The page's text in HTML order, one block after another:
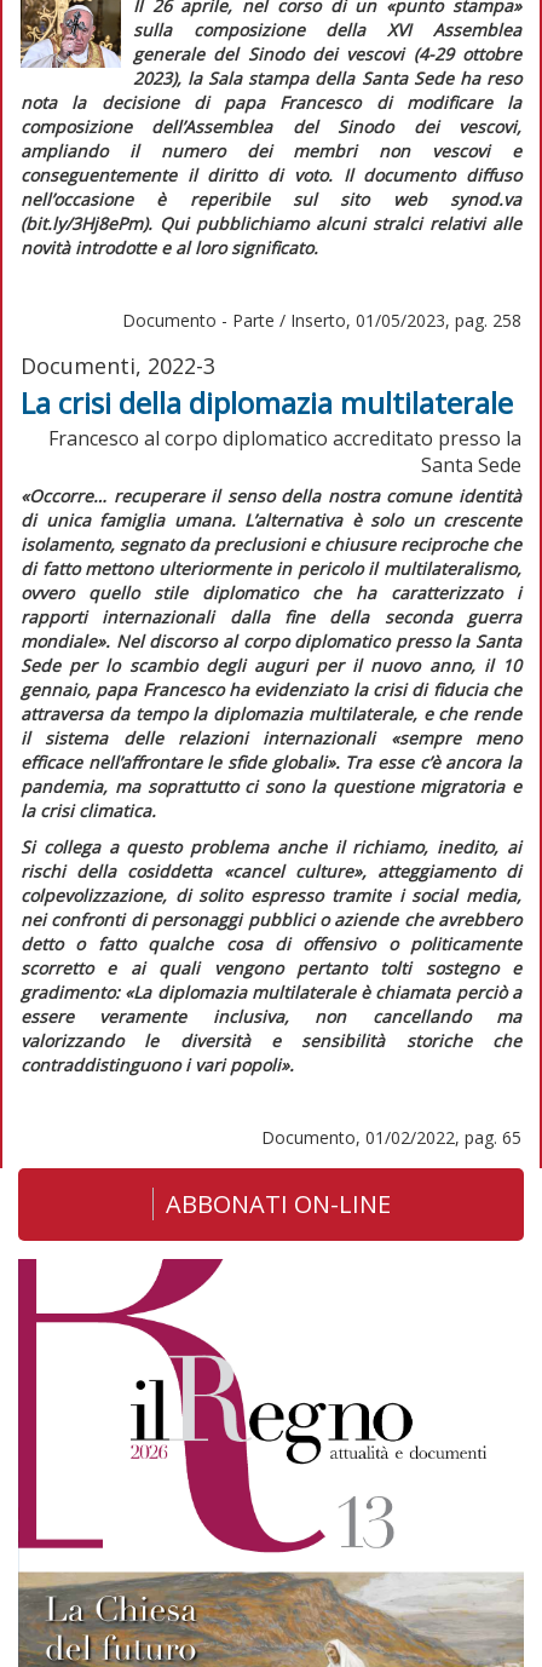
Il 26 aprile, nel corso di un «punto stampa»
sulla composizione della XVI Assemblea
generale del Sinodo dei vescovi (4-29 ottobre
2023), la Sala stampa della Santa Sede ha reso
nota la decisione di papa Francesco di modificare la
composizione dell’Assemblea del Sinodo dei vescovi,
ampliando il numero dei membri non vescovi e
conseguentemente il diritto di voto. Il documento diffuso
nell’occasione è reperibile sul sito web synod.va
(bit.ly/3Hj8ePm). Qui pubblichiamo alcuni stralci relativi alle
novità introdotte e al loro significato.
Documento - Parte / Inserto, 01/05/2023, pag. 258
Documenti, 2022-3
La crisi della diplomazia multilaterale
Francesco al corpo diplomatico accreditato presso la
Santa Sede
«Occorre… recuperare il senso della nostra comune identità
di unica famiglia umana. L’alternativa è solo un crescente
isolamento, segnato da preclusioni e chiusure reciproche che
di fatto mettono ulteriormente in pericolo il multilateralismo,
ovvero quello stile diplomatico che ha caratterizzato i
rapporti internazionali dalla fine della seconda guerra
mondiale». Nel discorso al corpo diplomatico presso la Santa
Sede per lo scambio degli auguri per il nuovo anno, il 10
gennaio, papa Francesco ha evidenziato la crisi di fiducia che
attraversa da tempo la diplomazia multilaterale, e che rende
il sistema delle relazioni internazionali «sempre meno
efficace nell’affrontare le sfide globali». Tra esse c’è ancora la
pandemia, ma soprattutto ci sono la questione migratoria e
la crisi climatica.
Si collega a questo problema anche il richiamo, inedito, ai
rischi della cosiddetta «cancel culture»,atteggiamento di
colpevolizzazione, di solito espresso tramite isocial media,
nei confronti di personaggi pubblici o aziende che avrebbero
detto o fatto qualche cosa di offensivo o politicamente
scorretto e ai quali vengono pertanto tolti sostegno e
gradimento:«La diplomazia multilaterale è chiamata perciò a
essere veramente inclusiva, non cancellando ma
valorizzando le diversità e sensibilità storiche che
contraddistinguono i vari popoli».
Documento, 01/02/2022, pag. 65
ABBONATI ON-LINE